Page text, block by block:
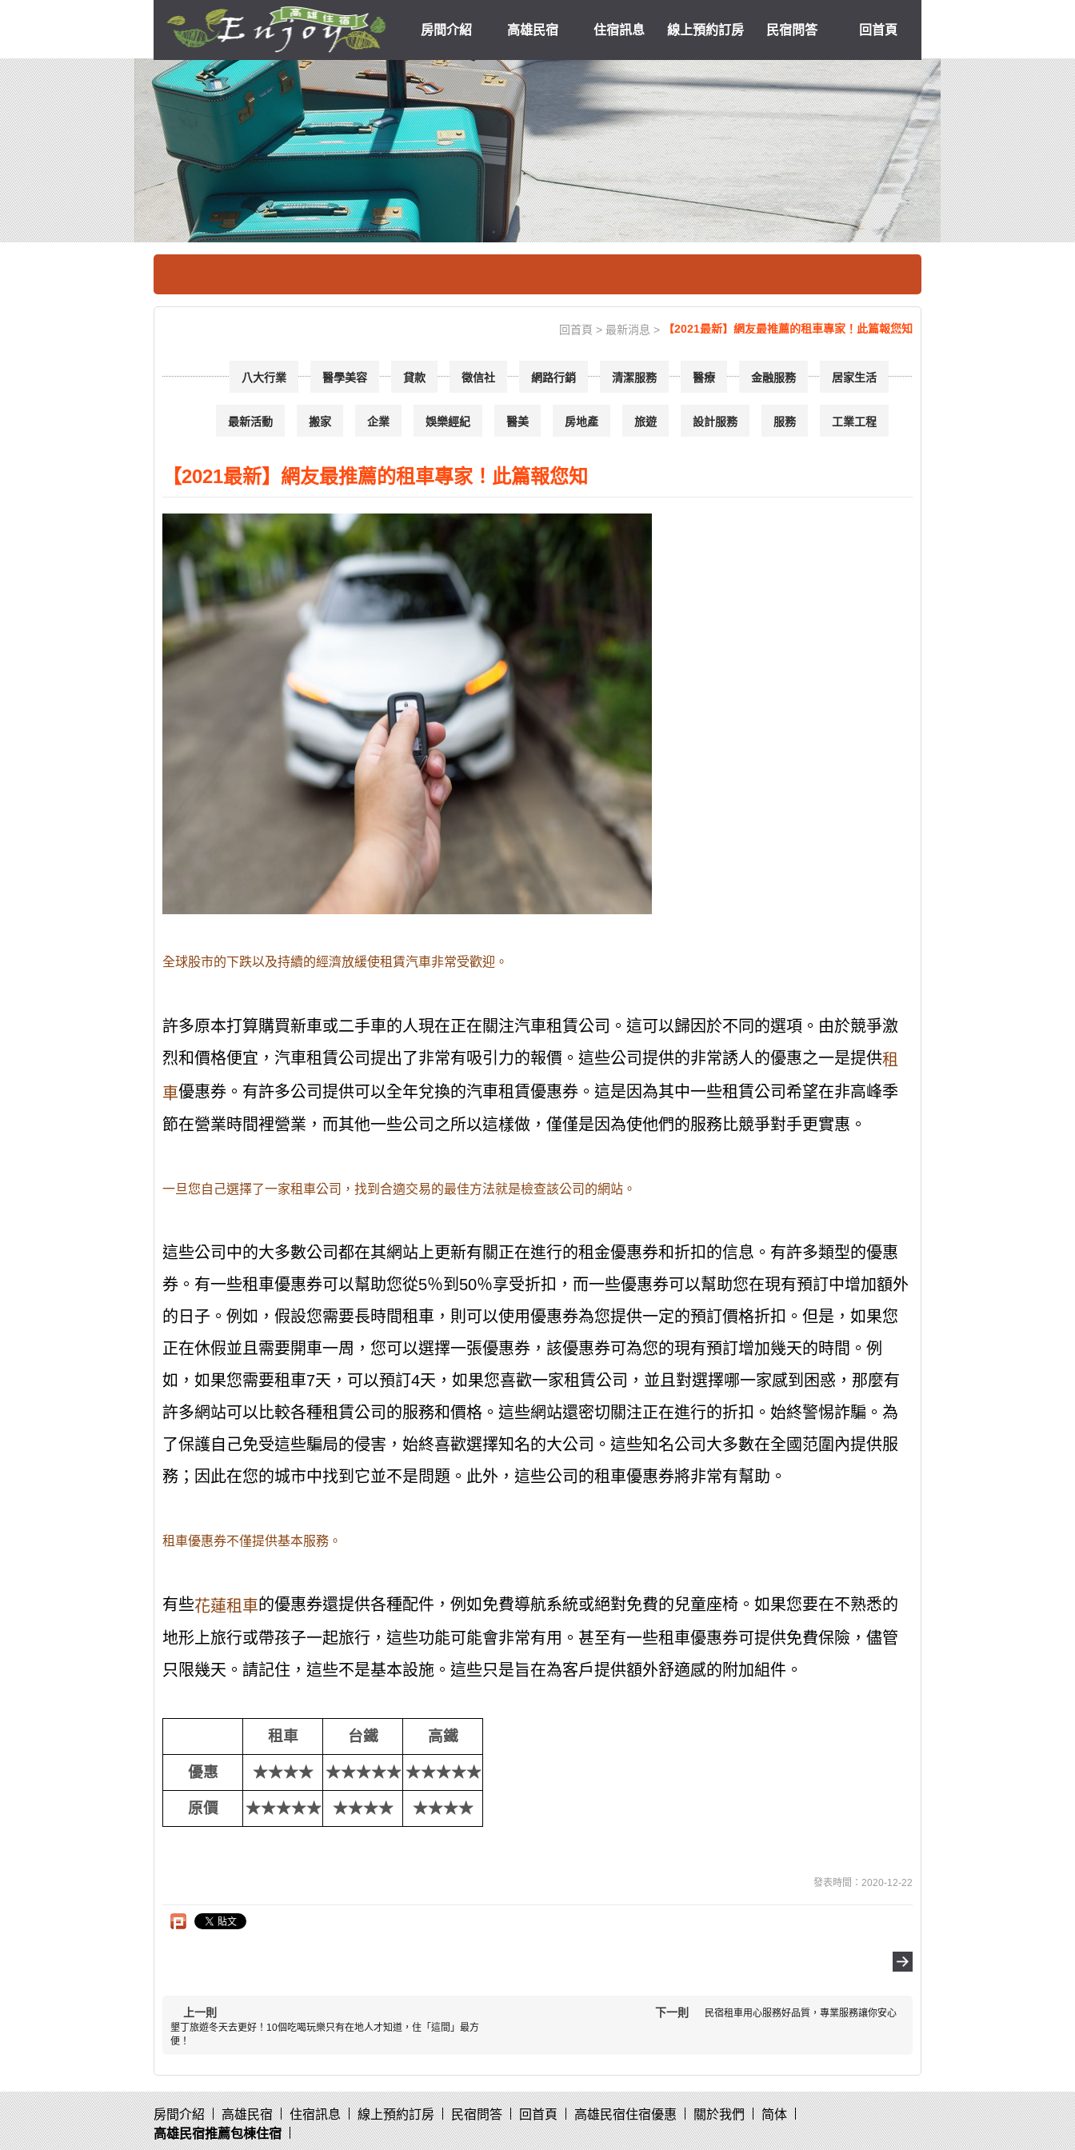
房間介紹 高雄民宿 住宿訊息 線上預約訂房 民宿問答 回首頁
高雄民宿住宿
優惠
關於我們
回首頁 > 最新消息 > 【2021最新】網友最推薦的租車專家！此篇報您知
居家生活
金融服務
醫療
清潔服務
網路行銷
徵信社
貸款
醫學美容
八大行業
工業工程
服務
設計服務
旅遊
房地產
醫美
娛樂經紀
企業
搬家
最新活動
【2021最新】網友最推薦的租車專家！此篇報您知
全球股市的下跌以及持續的經濟放緩使租賃汽車非常受歡迎。
許多原本打算購買新車或二手車的人現在正在關注汽車租賃公司。這可以歸因於不同的選項。由於競爭激
烈和價格便宜，汽車租賃公司提出了非常有吸引力的報價。這些公司提供的非常誘人的優惠之一是提供租
車優惠券。有許多公司提供可以全年兌換的汽車租賃優惠券。這是因為其中一些租賃公司希望在非高峰季
節在營業時間裡營業，而其他一些公司之所以這樣做，僅僅是因為使他們的服務比競爭對手更實惠。
一旦您自己選擇了一家租車公司，找到合適交易的最佳方法就是檢查該公司的網站。
這些公司中的大多數公司都在其網站上更新有關正在進行的租金優惠券和折扣的信息。有許多類型的優惠
券。有一些租車優惠券可以幫助您從5％到50％享受折扣，而一些優惠券可以幫助您在現有預訂中增加額外
的日子。例如，假設您需要長時間租車，則可以使用優惠券為您提供一定的預訂價格折扣。但是，如果您
正在休假並且需要開車一周，您可以選擇一張優惠券，該優惠券可為您的現有預訂增加幾天的時間。例
如，如果您需要租車7天，可以預訂4天，如果您喜歡一家租賃公司，並且對選擇哪一家感到困惑，那麼有
許多網站可以比較各種租賃公司的服務和價格。這些網站還密切關注正在進行的折扣。始終警惕詐騙。為
了保護自己免受這些騙局的侵害，始終喜歡選擇知名的大公司。這些知名公司大多數在全國范圍內提供服
務；因此在您的城市中找到它並不是問題。此外，這些公司的租車優惠券將非常有幫助。
租車優惠券不僅提供基本服務。
有些花蓮租車的優惠券還提供各種配件，例如免費導航系統或絕對免費的兒童座椅。如果您要在不熟悉的
地形上旅行或帶孩子一起旅行，這些功能可能會非常有用。甚至有一些租車優惠券可提供免費保險，儘管
只限幾天。請記住，這些不是基本設施。這些只是旨在為客戶提供額外舒適感的附加組件。
租車 台鐵 高鐵
優惠 ★★★★ ★★★★★ ★★★★★
原價 ★★★★★ ★★★★ ★★★★
發表時間：2020-12-22
上一則
墾丁旅遊冬天去更好！10個吃喝玩樂只有在地人才知道，住「這間」最方
便！
下一則 民宿租車用心服務好品質，專業服務讓你安心
房間介紹 高雄民宿 住宿訊息 線上預約訂房 民宿問答 回首頁 高雄民宿住宿優惠 關於我們
简体
高雄民宿推薦包棟住宿